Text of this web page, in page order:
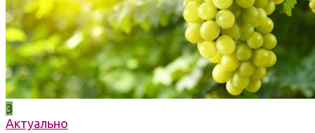
3
Актуально